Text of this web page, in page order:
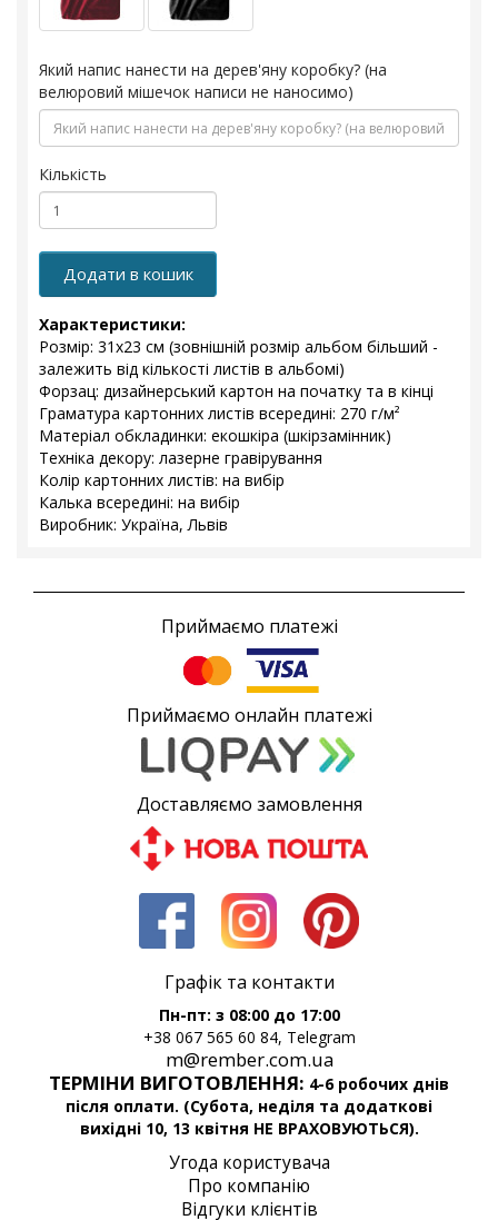
Який напис нанести на дерев'яну коробку? (на
велюровий мішечок написи не наносимо)
Кількість
Додати в кошик
Характеристики:
Розмір: 31х23 см (зовнішній розмір альбом більший -
залежить від кількості листів в альбомі)
Форзац: дизайнерський картон на початку та в кінці
Граматура картонних листів всередині: 270 г/м²
Матеріал обкладинки: екошкіра (шкірзамінник)
Техніка декору: лазерне гравірування
Колір картонних листів: на вибір
Калька всередині: на вибір
Виробник: Україна, Львів
Приймаємо платежі
Приймаємо онлайн платежі
Доставляємо замовлення
Графік та контакти
Пн-пт: з 08:00 до 17:00
+38 067 565 60 84, Telegram
m@rember.com.ua
ТЕРМІНИ ВИГОТОВЛЕННЯ: 4-6 робочих днів
після оплати. (Субота, неділя та додаткові
вихідні 10, 13 квітня НЕ ВРАХОВУЮТЬСЯ).
Угода користувача
Про компанію
Відгуки клієнтів